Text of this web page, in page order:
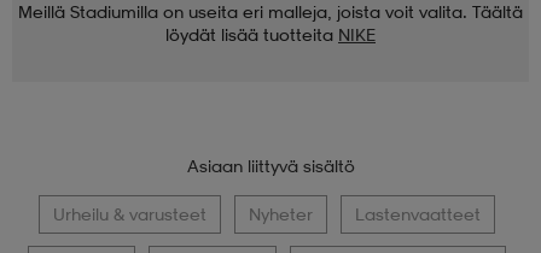
Meillä Stadiumilla on useita eri malleja, joista voit valita. Täältä
löydät lisää tuotteita NIKE
Asiaan liittyvä sisältö
Urheilu & varusteet Nyheter Lastenvaatteet